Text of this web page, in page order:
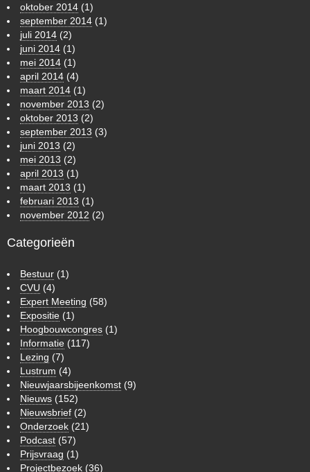
oktober 2014 (1)
september 2014 (1)
juli 2014 (2)
juni 2014 (1)
mei 2014 (1)
april 2014 (4)
maart 2014 (1)
november 2013 (2)
oktober 2013 (2)
september 2013 (3)
juni 2013 (2)
mei 2013 (2)
april 2013 (1)
maart 2013 (1)
februari 2013 (1)
november 2012 (2)
Categorieën
Bestuur (1)
CVU (4)
Expert Meeting (58)
Expositie (1)
Hoogbouwcongres (1)
Informatie (117)
Lezing (7)
Lustrum (4)
Nieuwjaarsbijeenkomst (9)
Nieuws (152)
Nieuwsbrief (2)
Onderzoek (21)
Podcast (57)
Prijsvraag (1)
Projectbezoek (36)